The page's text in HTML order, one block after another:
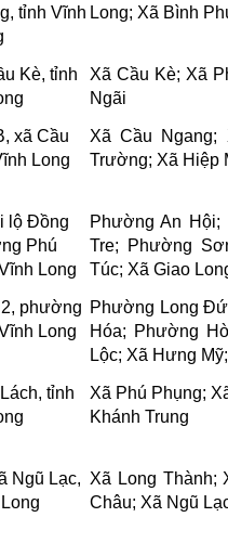
tỉnh Vĩnh Long; Xã Bình
Kè, tỉnh
Xã Cầu Kè; Xã
Ngãi
xã Cầu
Long
Xã Cầu Ngang;
Trường; Xã Hiệp
lộ Đồng
Phú
Long
Phường An
Tre; Phường
Túc; Xã Giao
phường
Long
Phường Long
Hóa; Phường
Lộc; Xã Hưng
tỉnh
Xã Phú Phụng;
Khánh Trung
Ngũ Lạc, Xã Long Thành;
Châu; Xã Ngũ